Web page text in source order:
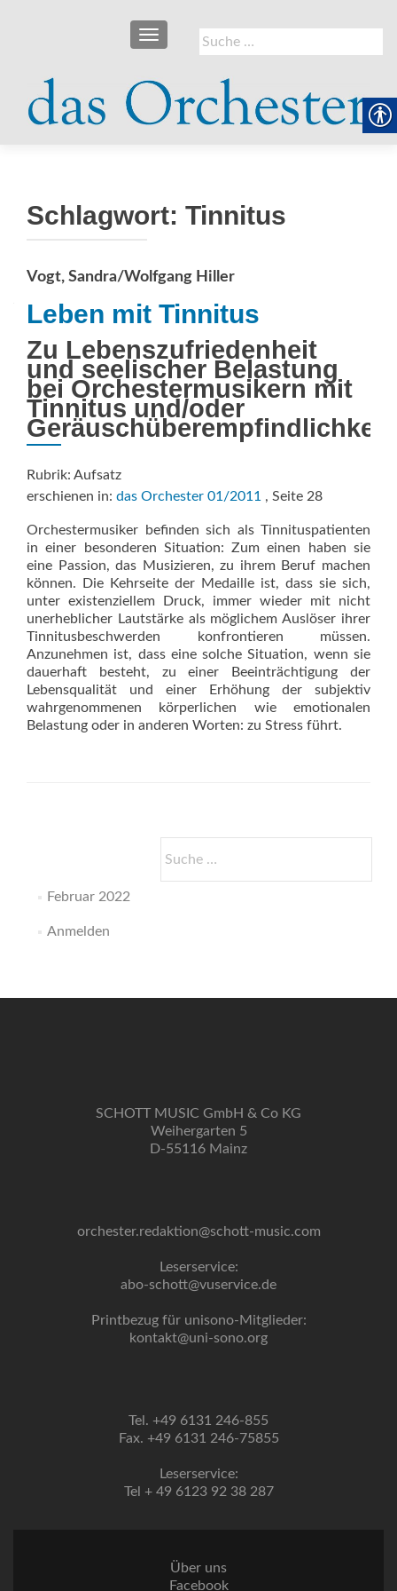
Suche
nach:
SCHALTE NAVIGATION
Schlagwort: Tinnitus
Vogt, Sandra/Wolfgang Hiller
Leben mit Tinnitus
Zu Lebenszufriedenheit
und seelischer Belastung
bei Orchestermusikern mit
Tinnitus und/oder
Geräuschüberempfindlichkeit
Rubrik: Aufsatz
erschienen in: das Orchester 01/2011 , Seite 28
Orchestermusiker befinden sich als Tinnituspatienten
in einer besonderen Situation: Zum einen haben sie
eine Passion, das Musizieren, zu ihrem Beruf machen
können. Die Kehrseite der Medaille ist, dass sie sich,
unter existenziellem Druck, immer wieder mit nicht
unerheblicher Lautstärke als möglichem Auslöser ihrer
Tinnitusbeschwerden konfrontieren müssen.
Anzunehmen ist, dass eine solche Situation, wenn sie
dauerhaft besteht, zu einer Beeinträchtigung der
Lebensqualität und einer Erhöhung der subjektiv
wahrgenommenen körperlichen wie emotionalen
Belastung oder in anderen Worten: zu Stress führt.
nach:
Februar 2022
Anmelden
SCHOTT MUSIC GmbH & Co KG
Weihergarten 5
D-55116 Mainz
orchester.redaktion@schott-music.com
Leserservice:
abo-schott@vuservice.de
Printbezug für unisono-Mitglieder:
kontakt@uni-sono.org
Tel. +49 6131 246-855
Fax. +49 6131 246-75855
Leserservice:
Tel + 49 6123 92 38 287
Über uns
Facebook